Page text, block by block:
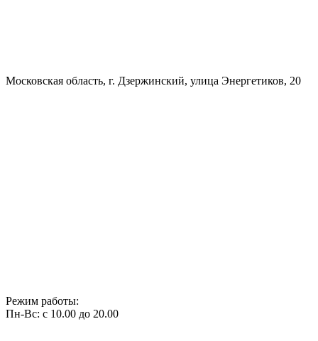
Московская область, г. Дзержинский, улица Энергетиков, 20
Режим работы:
Пн-Вс: с 10.00 до 20.00